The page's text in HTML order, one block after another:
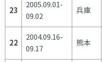
23
2005.09.01-
09.02
兵庫
22
2004.09.16-
09.17
熊本